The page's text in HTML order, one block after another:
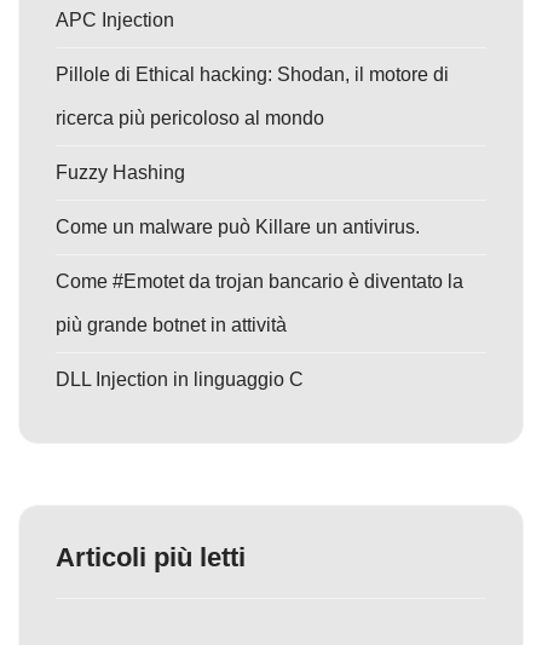
APC Injection
Pillole di Ethical hacking: Shodan, il motore di
ricerca più pericoloso al mondo
Fuzzy Hashing
Come un malware può Killare un antivirus.
Come #Emotet da trojan bancario è diventato la
più grande botnet in attività
DLL Injection in linguaggio C
Articoli più letti